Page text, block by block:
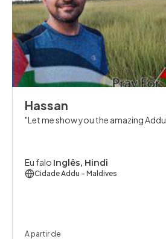
Hassan
Let me show you the amazing Addu
Eu falo Inglês, Hindi
Cidade Addu - Maldives
A partir de